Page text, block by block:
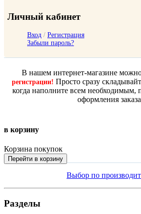
Личный кабинет
Вход / Регистрация
Забыли пароль?
В нашем интернет-магазине можно
регистрации! Просто сразу
когда наполните всем необходимым,
оформления
в корзину
Корзина покупок
Перейти в корзину
Выбор по
Разделы